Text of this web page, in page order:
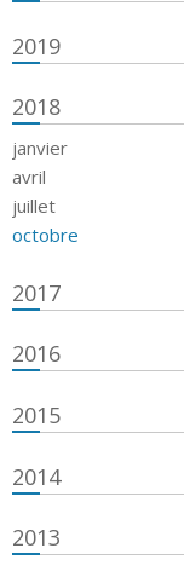
2019
2018
janvier
avril
juillet
octobre
2017
2016
2015
2014
2013